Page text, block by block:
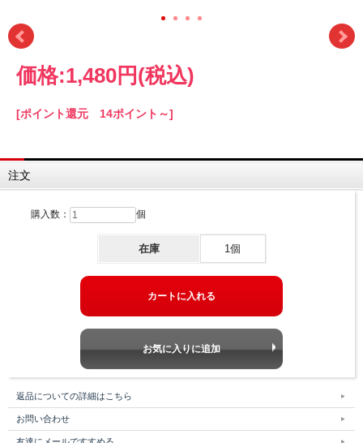
価格:1,480円 (税込)
[ポイント還元 14ポイント～]
注文
購入数： 個
在庫 1個
返品についての詳細はこちら
お問い合わせ